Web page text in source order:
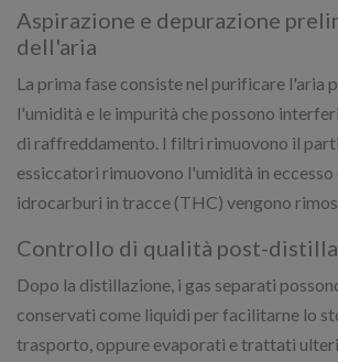
Aspirazione e depurazione
dell'aria
La prima fase consiste nel purificare l'aria
l'umidità e le impurità che possono
di raffreddamento. I filtri rimuovono il
essiccatori rimuovono l'umidità in eccesso
idrocarburi in tracce (THC) vengono
Controllo di qualità post-
Dopo la distillazione, i gas separati
conservati come liquidi per facilitarne lo
trasporto, oppure evaporati e trattati